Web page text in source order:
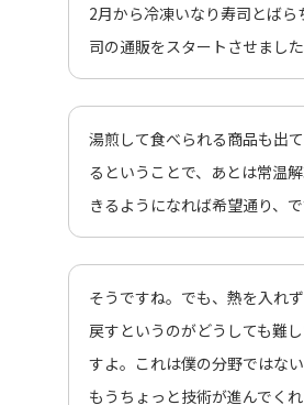
2月から冷凍いなり寿司とばら
司の通販をスタートさせました
湯煎して食べられる商品も出
るということで、あとは常温
きるようになれば希望通り、で
そうですね。でも、熱を入れ
戻すというのがどうしても難
すよ。これは僕の分野ではない
もうちょっと技術が進んでく